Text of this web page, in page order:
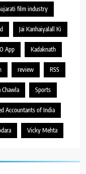
film industry
Jai Kanhaiyalall Ki
App Kadaknath
review RSS
Chawla Sports
Accountants of India
Vicky Mehta